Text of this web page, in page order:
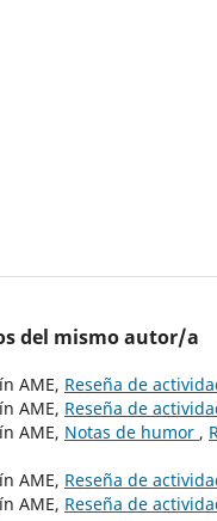
del mismo autor/a
AME, Reseña de
AME, Reseña de
AME, Notas de humor ,
AME, Reseña de
AME, Reseña de